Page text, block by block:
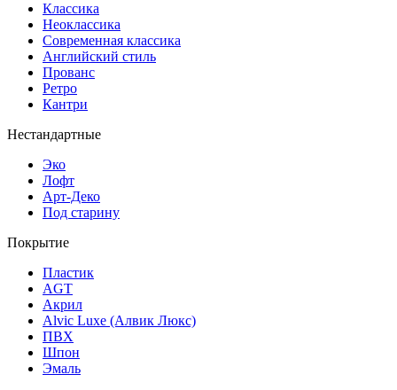
Классика
Неоклассика
Современная классика
Английский стиль
Прованс
Ретро
Кантри
Нестандартные
Эко
Лофт
Арт-Деко
Под старину
Покрытие
Пластик
AGT
Акрил
Alvic Luxe (Алвик Люкс)
ПВХ
Шпон
Эмаль